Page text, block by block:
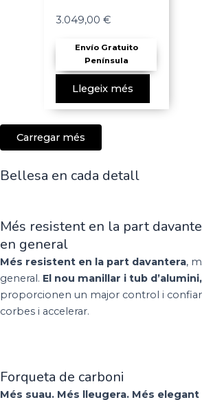
3.049,00€
Envío Gratuito
Península
Llegeix més
Carregar més
Bellesa en cada detall
Més resistent en la part
en general
Més resistent en la part davantera,
general. El nou manillar i tub
proporcionen un major control i
corbes i accelerar.
Forqueta de carboni
Més suau. Més lleugera. Més elegant